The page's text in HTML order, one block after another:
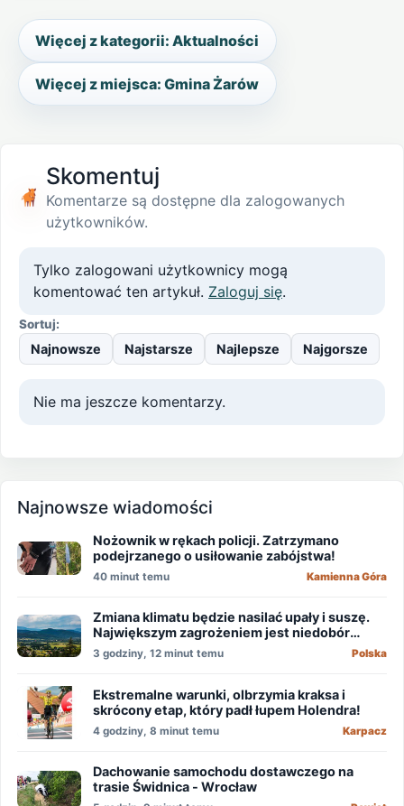
Więcej z kategorii: Aktualności
Więcej z miejsca: Gmina Żarów
Skomentuj
Komentarze są dostępne dla zalogowanych
użytkowników.
Tylko zalogowani użytkownicy mogą
komentować ten artykuł. Zaloguj się.
Sortuj:
Najnowsze Najstarsze Najlepsze Najgorsze
Nie ma jeszcze komentarzy.
Najnowsze wiadomości
Nożownik w rękach policji. Zatrzymano
podejrzanego o usiłowanie zabójstwa!
40 minut temu Kamienna Góra
Zmiana klimatu będzie nasilać upały i suszę.
Największym zagrożeniem jest niedobór
wody
3 godziny, 12 minut temu Polska
Ekstremalne warunki, olbrzymia kraksa i
skrócony etap, który padł łupem Holendra!
4 godziny, 8 minut temu Karpacz
Dachowanie samochodu dostawczego na
trasie Świdnica - Wrocław